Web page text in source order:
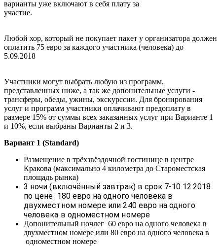
варианты уже включают в себя плату за
Любой хор, который не покупает пакет у организатора должен
оплатить 75 евро за каждого участника (человека) до
Участники могут выбрать любую из программ,
представленных ниже, а так же допонительные услуги -
трансферы, обеды, ужины, экскурссии. Для бронирования
услуг и программ участники оплачивают предоплату в
размере 15% от суммы всех заказанных услуг при Варианте 1
и 10%, если выбраны Варианты 2 и 3.
Вариант 1 (Standard)
Размещение в трёхзвёздочной гостинице в центре
Кракова (максимально 4 километра до Староместская
площадь рынка)
3 ночи (включённый завтрак) в срок 7-10.12.2018
по цене 180 евро на одного человека в
двухместном номере или 240 евро на одного
человека в одноместном номере
Допонительный ночлег 60 евро на одного человека в
двухместном номере или 80 евро на одного человека в
одноместном номере